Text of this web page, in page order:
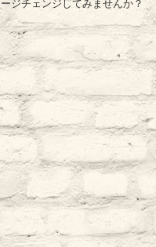
ジチェンジしてみませんか？